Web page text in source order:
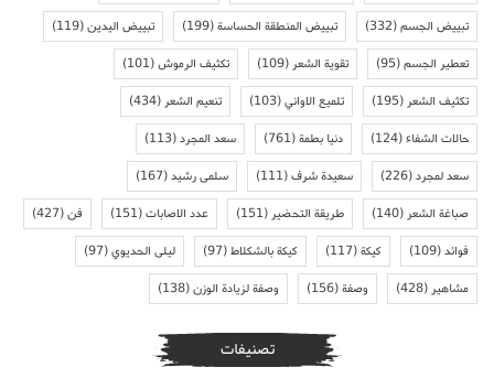
تبييض الجسم(332) تبييض المنطقة الحساسة(199) تبييض اليدين(119)
تعطير الجسم(95) تقوية الشعر(109) تكثيف الرموش(101)
تكثيف الشعر(195) تلميع الاواني(103) تنعيم الشعر(434)
حالات الشفاء(124) دنيا بطمة(761) سعد المجرد(113)
سعد لمجرد(226) سعيدة شرف(111) سلمى رشيد(167)
صباغة الشعر(140) طريقة التحضير(151) عدد الاصابات(151) فن(427)
فوائد(109) كيكة(117) كيكة بالشكلاط(97) ليلى الحديوي(97)
مشاهير(428) وصفة(156) وصفة لزيادة الوزن(138)
تصنيفات